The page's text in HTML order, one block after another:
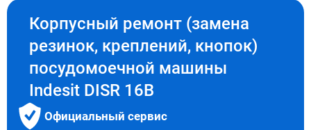
Корпусный ремонт (замена
резинок, креплений, кнопок)
посудомоечной машины
Indesit DISR 16B
Официальный сервис